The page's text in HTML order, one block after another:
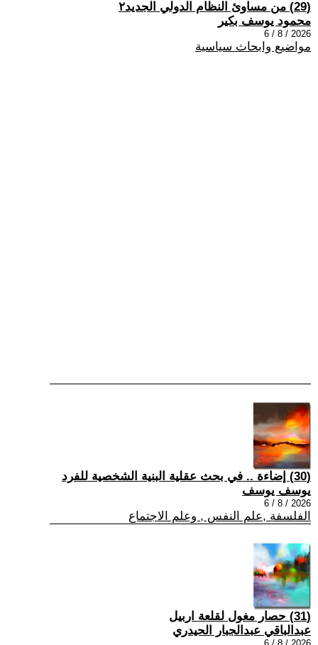
(29) من مساوئ النظام الدولي الجديد٢
محمود يوسف بكير
2026 / 8 / 6
مواضيع وابحاث سياسية
(30) إضاءة .. في بحث عقلية البنية الشخصية للفرد
يوسف يوسف
2026 / 8 / 6
الفلسفة ,علم النفس , وعلم الاجتماع
(31) حصار مغول لقلعة اربيل
عبدالباقي عبدالجبار الحيدري